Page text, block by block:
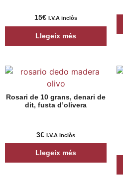
15€ I.V.A inclòs
Llegeix més
Rosari de 10 grans, denari de
dit, fusta d’olivera
3€ I.V.A inclòs
Llegeix més